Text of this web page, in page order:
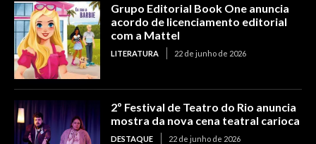
Grupo Editorial Book One anuncia
acordo de licenciamento editorial
com a Mattel
LITERATURA 22 de junho de 2026
2º Festival de Teatro do Rio anuncia
mostra da nova cena teatral carioca
DESTAQUE 22 de junho de 2026